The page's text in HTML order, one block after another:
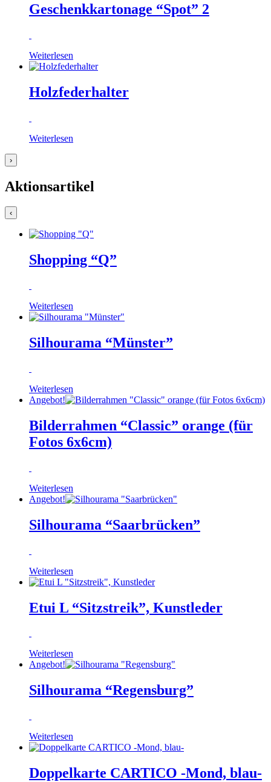
Geschenkkartonage “Spot” 2
Weiterlesen
Holzfederhalter
Weiterlesen
›
Aktionsartikel
‹
Shopping “Q”
Weiterlesen
Silhourama “Münster”
Weiterlesen
Angebot!
Bilderrahmen “Classic” orange (für
Fotos 6x6cm)
Weiterlesen
Angebot!
Silhourama “Saarbrücken”
Weiterlesen
Etui L “Sitzstreik”, Kunstleder
Weiterlesen
Angebot!
Silhourama “Regensburg”
Weiterlesen
Doppelkarte CARTICO -Mond, blau-